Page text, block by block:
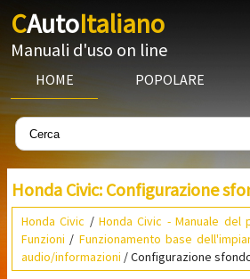
CAutoItaliano
Manuali d'uso on line
HOME POPOLARE
Honda Civic: Configurazione
Honda Civic /Honda Civic - Manuale del
Funzioni / Funzionamento base
audio/informazioni / Configurazione